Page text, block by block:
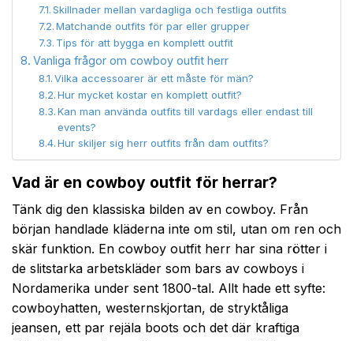
Skillnader mellan vardagliga och festliga outfits
Matchande outfits för par eller grupper
Tips för att bygga en komplett outfit
Vanliga frågor om cowboy outfit herr
Vilka accessoarer är ett måste för män?
Hur mycket kostar en komplett outfit?
Kan man använda outfits till vardags eller endast till
events?
Hur skiljer sig herr outfits från dam outfits?
Vad är en cowboy outfit för herrar?
Tänk dig den klassiska bilden av en cowboy. Från
början handlade kläderna inte om stil, utan om ren och
skär funktion. En cowboy outfit herr har sina rötter i
de slitstarka arbetskläder som bars av cowboys i
Nordamerika under sent 1800-tal. Allt hade ett syfte:
cowboyhatten, westernskjortan, de stryktåliga
jeansen, ett par rejäla boots och det där kraftiga